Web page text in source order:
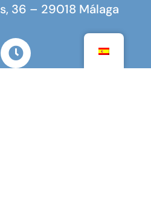
36 – 29018 Málaga